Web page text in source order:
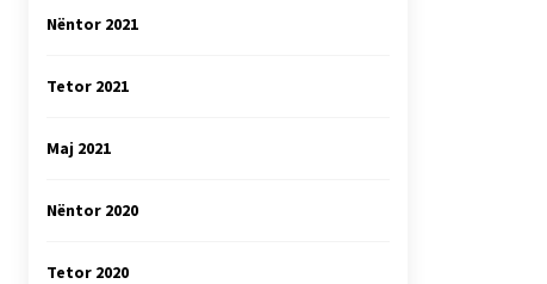
Nëntor 2021
Tetor 2021
Maj 2021
Nëntor 2020
Tetor 2020